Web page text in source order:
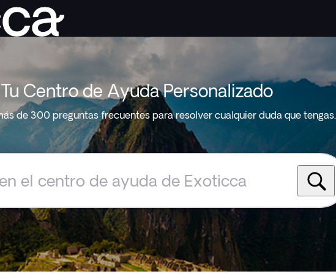
Tu Centro de Ayuda Personalizado
de 300 preguntas frecuentes para resolver cualquier duda que tengas.